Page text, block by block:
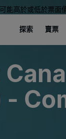
能高於或低於票面
探索 賣票